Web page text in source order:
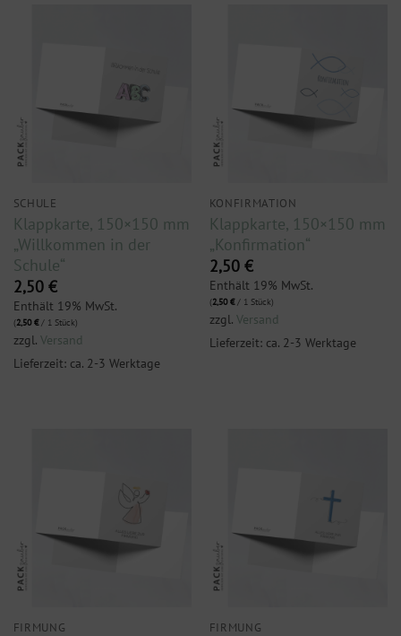
SCHULE
Klappkarte, 150×150 mm
„Willkommen in der
Schule“
2,50 €
Enthält 19% MwSt.
(2,50€/ 1 Stück)
zzgl. Versand
Lieferzeit: ca. 2-3 Werktage
KONFIRMATION
Klappkarte, 150×150 mm
„Konfirmation“
2,50 €
Enthält 19% MwSt.
(2,50€/ 1 Stück)
zzgl. Versand
Lieferzeit: ca. 2-3 Werktage
FIRMUNG FIRMUNG